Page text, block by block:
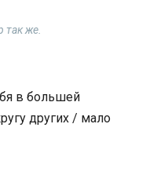
же.
в большей
других / мало